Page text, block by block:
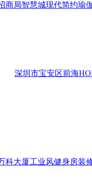
商局智慧城现代简约瑜
深圳市宝安区前海
科大厦工业风健身房装